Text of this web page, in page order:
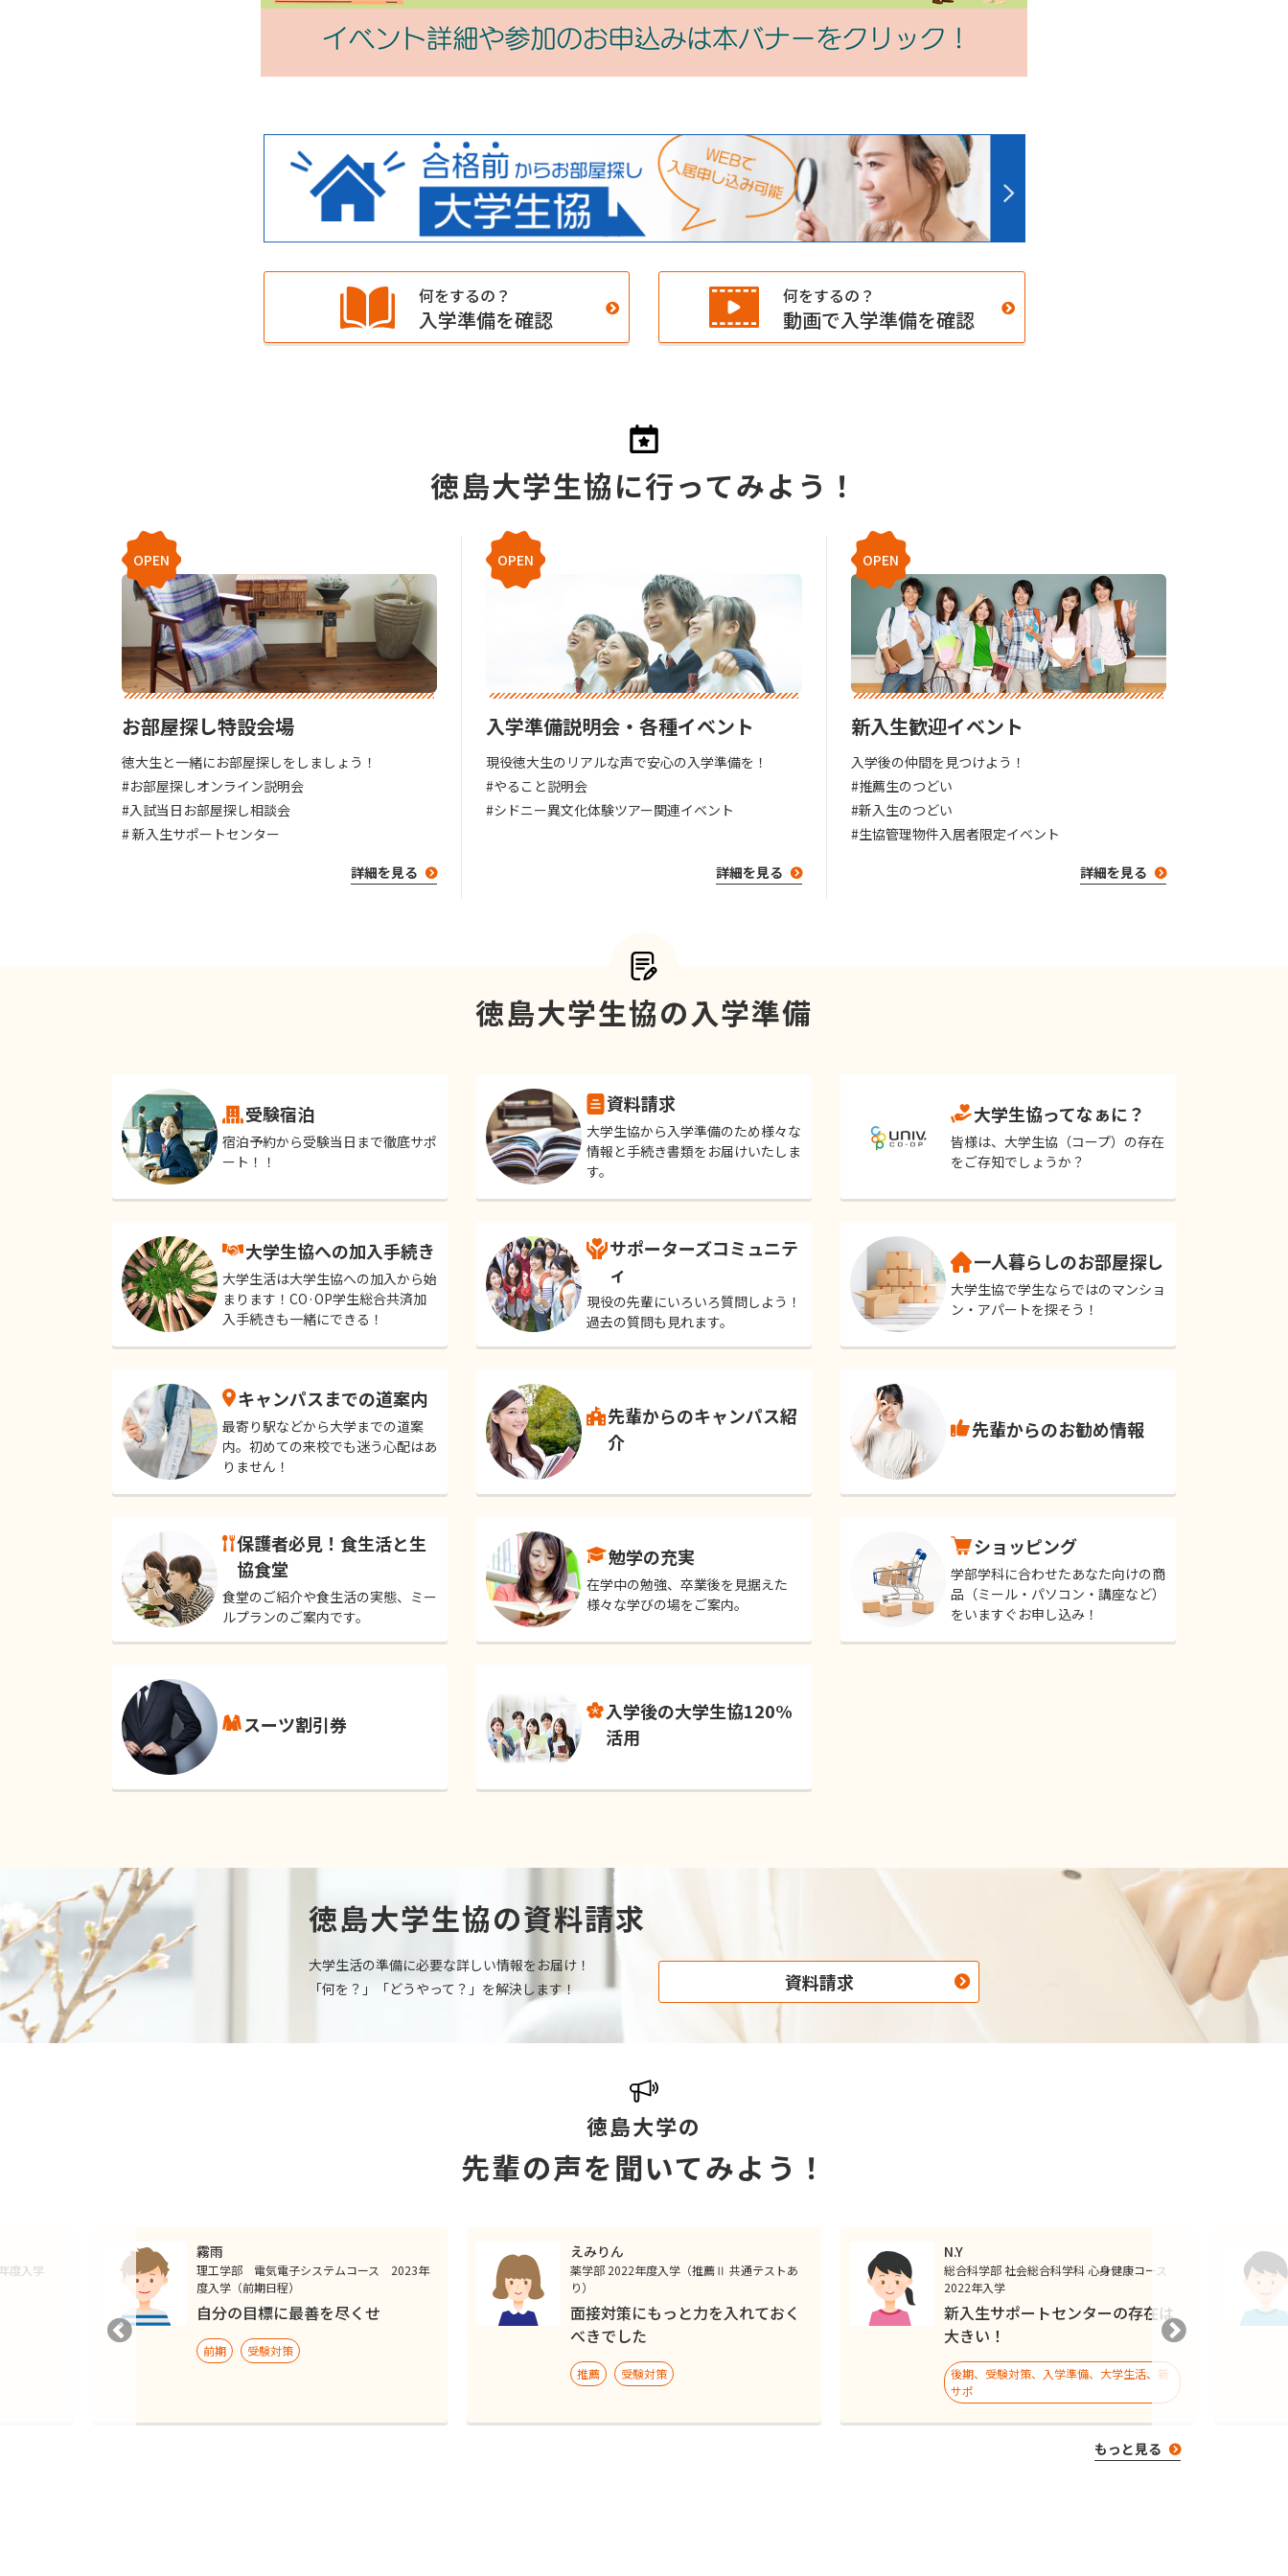
何をするの？
入学準備を確認
何をするの？
動画で入学準備を確認
徳島大学生協に行ってみよう！
OPEN
お部屋探し特設会場
徳大生と一緒にお部屋探しをしましょう！
#お部屋探しオンライン説明会
#入試当日お部屋探し相談会
# 新入生サポートセンター
詳細を見る
OPEN
入学準備説明会・各種イベント
現役徳大生のリアルな声で安心の入学準備を！
#やること説明会
#シドニー異文化体験ツアー関連イベント
詳細を見る
OPEN
新入生歓迎イベント
入学後の仲間を見つけよう！
#推薦生のつどい
#新入生のつどい
#生協管理物件入居者限定イベント
詳細を見る
徳島大学生協の入学準備
受験宿泊
宿泊予約から受験当日まで徹底サポ
ート！！
資料請求
大学生協から入学準備のため様々な
情報と手続き書類をお届けいたしま
す。
大学生協ってなぁに？
皆様は、大学生協（コープ）の存在
をご存知でしょうか？
大学生協への加入手続き
大学生活は大学生協への加入から始
まります！CO·OP学生総合共済加
入手続きも一緒にできる！
サポーターズコミュニテ
ィ
現役の先輩にいろいろ質問しよう！
過去の質問も見れます。
一人暮らしのお部屋探し
大学生協で学生ならではのマンショ
ン・アパートを探そう！
キャンパスまでの道案内
最寄り駅などから大学までの道案
内。初めての来校でも迷う心配はあ
りません！
先輩からのキャンパス紹
介
先輩からのお勧め情報
保護者必見！食生活と生
協食堂
食堂のご紹介や食生活の実態、ミー
ルプランのご案内です。
勉学の充実
在学中の勉強、卒業後を見据えた
様々な学びの場をご案内。
ショッピング
学部学科に合わせたあなた向けの商
品（ミール・パソコン・講座など）
をいますぐお申し込み！
スーツ割引券
入学後の大学生協120%
活用
徳島大学生協の資料請求
大学生活の準備に必要な詳しい情報をお届け！
「何を？」「どうやって？」を解決します！
資料請求
徳島大学の
先輩の声を聞いてみよう！
度入学
霧雨
理工学部 電気電子システムコース 2023年
度入学（前期日程）
自分の目標に最善を尽くせ
前期 受験対策
えみりん
薬学部 2022年度入学（推薦Ⅱ 共通テストあ
り）
面接対策にもっと力を入れておく
べきでした
推薦 受験対策
N.Y
総合科学部 社会総合科学科 心身健康コース
2022年入学
新入生サポートセンターの存在は
大きい！
後期、受験対策、入学準備、大学生活、新
サポ
もっと見る